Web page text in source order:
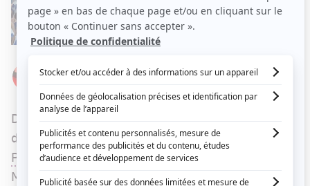
ParÉlizabeth Lepage-Boily
Depuis leur participation à la plus récente saison
de
Big Brother Célébrités,Pascale de Blois
et
Patsy Gallantont développé une grande amitié.
Même si 55 ans les séparent, les deux femmes